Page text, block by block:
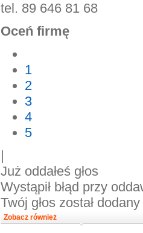
tel. 89 646 81 68
Oceń firmę
1
2
3
4
5
|
Już oddałeś głos
Wystąpił błąd przy
Twój głos został dodany
Zobacz również